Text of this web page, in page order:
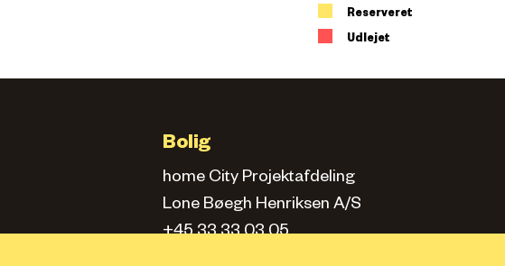
Reserveret
Udlejet
Bolig
home City Projektafdeling
Lone Bøegh Henriksen A/S
+45 33 33 03 05